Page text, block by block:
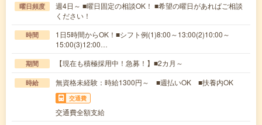
曜日頻度
週4日～ ■曜日固定の相談OK！ ■希望の曜日があればご相談
ください！
時間
1日5時間からOK！■シフト例(1)8:00～13:00(2)10:00～
15:00(3)12:00…
期間 【現在も積極採用中！急募！】■2カ月～
時給 無資格未経験：時給1300円～ ■週払いOK ■扶養内OK
交通費
交通費全額支給